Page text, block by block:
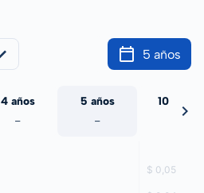
5 años
4 años
-
5 años
-
10 años